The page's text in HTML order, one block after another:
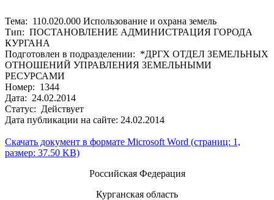
Тема: 110.020.000 Использование и охрана земель
Тип: ПОСТАНОВЛЕНИЕ АДМИНИСТРАЦИЯ ГОРОДА
КУРГАНА
Подготовлен в подразделении: *ДРГХ ОТДЕЛ ЗЕМЕЛЬНЫХ
ОТНОШЕНИЙ УПРАВЛЕНИЯ ЗЕМЕЛЬНЫМИ
РЕСУРСАМИ
Номер: 1344
Дата: 24.02.2014
Статус: Действует
Дата публикации на сайте: 24.02.2014
Скачать документ в формате Microsoft Word (страниц: 1,
размер: 37.50 KB)
Российская Федерация
Курганская область